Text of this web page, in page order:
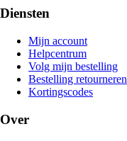
Diensten
Mijn account
Helpcentrum
Volg mijn bestelling
Bestelling retourneren
Kortingscodes
Over